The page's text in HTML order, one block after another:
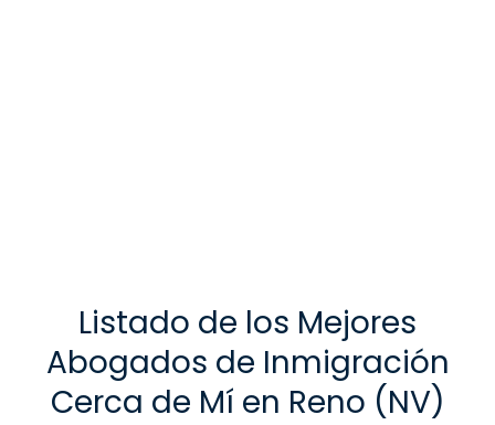
Listado de los Mejores
Abogados de Inmigración
Cerca de Mí en Reno (NV)